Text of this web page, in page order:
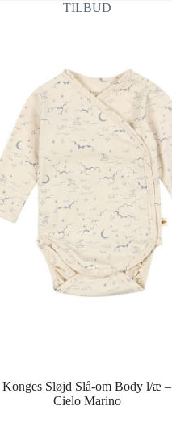
TILBUD
Konges Sløjd Slå-om Body l/æ –
Cielo Marino